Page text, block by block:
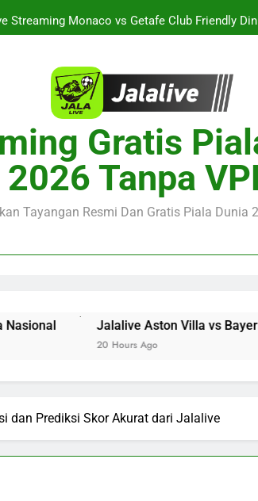
Streaming Monaco vs Getafe Club Friendly
Singapura vs Indonesia Piala ASEAN
Aston Villa vs Bayern Club Friendly Malam Ini
Streaming Monaco vs Getafe Club Friendly
vs U Craiova Liga Eropa UEFA Malam Ini
Gratis
2026 Tanpa
Tayangan Resmi Dan Gratis Piala Dunia
Aston Villa vs Bayern Club Friendly
dan Prediksi Skor Akurat dari Jalalive